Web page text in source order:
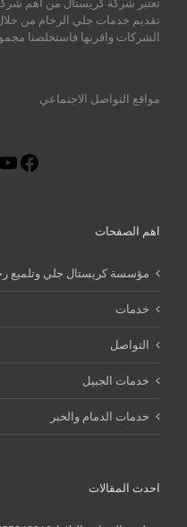
تقديم خدمات جلي الرخام من
الشركات واقربها فاستخلصنا
مواقع التواصل الاجتماعي
اهم الصفحات
مؤسسة كريستال جلي وتلميع
خدمات
التواصل
خدمات الجبيل
خدمات الدمام والخبر
احدث المقالات